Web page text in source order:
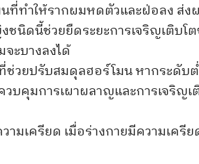
ที่ทำให้รากผมหดตัวและฝ่อลง ส่ง
นิดนี้ช่วยยืดระยะการเจริญเติบโ
ะบางลงได้
วยปรับสมดุลฮอร์โมน หากระดับต่
วบคุมการเผาผลาญและการเจริญ
มเครียด เมื่อร่างกายมีความเครี